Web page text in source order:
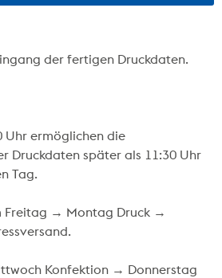
der fertigen Druckdaten.
Uhr ermöglichen die
Druckdaten später als 11:30 Uhr
Tag.
Freitag → Montag Druck →
Konfektion → Donnerstag